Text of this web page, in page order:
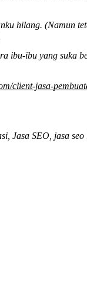
hilang. (Namun
ibu yang suka
client-jasa-
Jasa SEO, jasa seo